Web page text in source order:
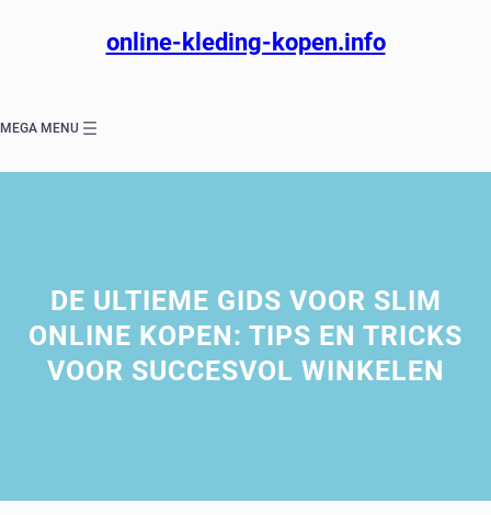
online-kleding-kopen.info
MEGA MENU
DE ULTIEME GIDS VOOR SLIM
ONLINE KOPEN: TIPS EN TRICKS
VOOR SUCCESVOL WINKELEN